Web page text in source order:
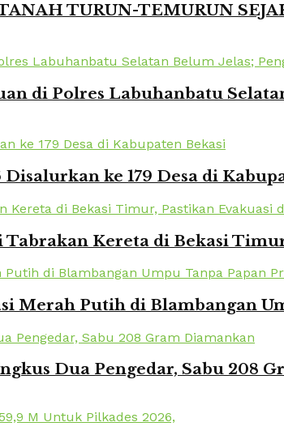
TURUN-TEMURUN
di Polres Labuhanbatu
ke 179 Desa di
Kereta di Bekasi
Merah Putih di Blambangan
Dua Pengedar, Sabu 208